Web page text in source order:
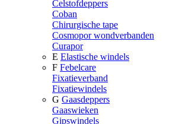
Celstofdeppers
Coban
Chirurgische tape
Cosmopor wondverbanden
Curapor
E Elastische windels
F Febelcare
Fixatieverband
Fixatiewindels
G Gaasdeppers
Gaaswieken
Gipswindels